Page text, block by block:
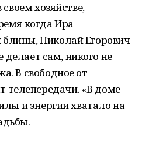
хозяйстве,
когда Ира
Николай Егорович
делает сам, никого не
В свободное от
«В доме
и энергии хватало на